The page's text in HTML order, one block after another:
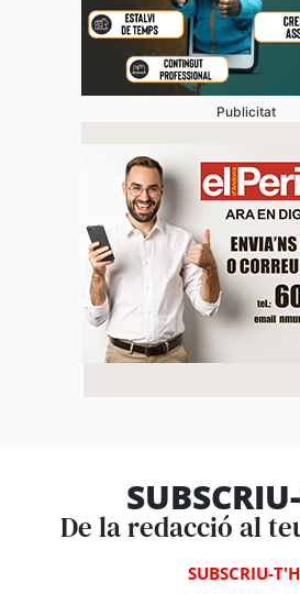
Publicitat
De la redacció al
SUBSCRIU-